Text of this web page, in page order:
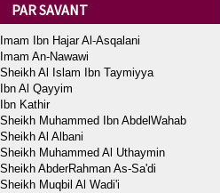
PAR SAVANT
Imam Ibn Hajar Al-Asqalani
Imam An-Nawawi
Sheikh Al Islam Ibn Taymiyya
Ibn Al Qayyim
Ibn Kathir
Sheikh Muhammed Ibn AbdelWahab
Sheikh Al Albani
Sheikh Muhammed Al Uthaymin
Sheikh AbderRahman As-Sa'di
Sheikh Muqbil Al Wadi'i